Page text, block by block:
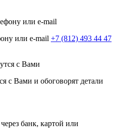
или e-mail +7 (812) 493 44 47
с Вами и обоговорят детали
банк, картой или